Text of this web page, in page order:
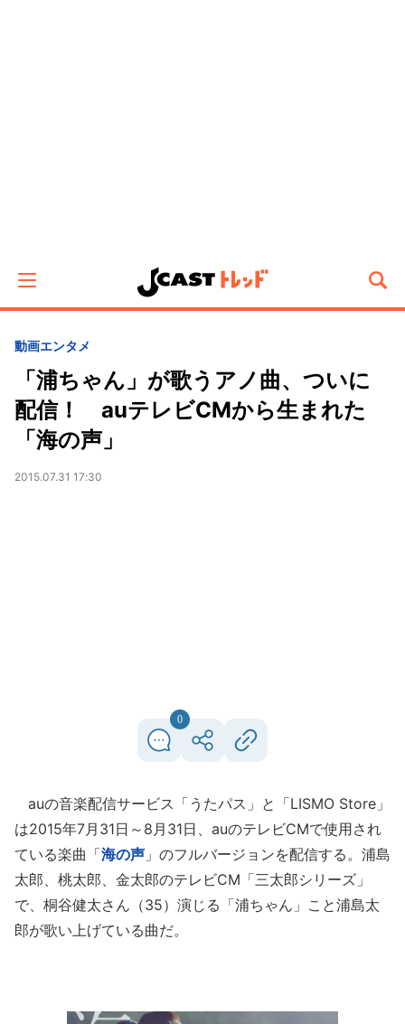
動画エンタメ
「浦ちゃん」が歌うアノ曲、ついに
配信！ auテレビCMから生まれた
「海の声」
2015.07.31 17:30
0
auの音楽配信サービス「うたパス」と「LISMO Store」
は2015年7月31日～8月31日、auのテレビCMで使用され
ている楽曲「海の声 」のフルバージョンを配信する。浦島
太郎、桃太郎、金太郎のテレビCM「三太郎シリーズ」
で、桐谷健太さん（35）演じる「浦ちゃん」こと浦島太
郎が歌い上げている曲だ。